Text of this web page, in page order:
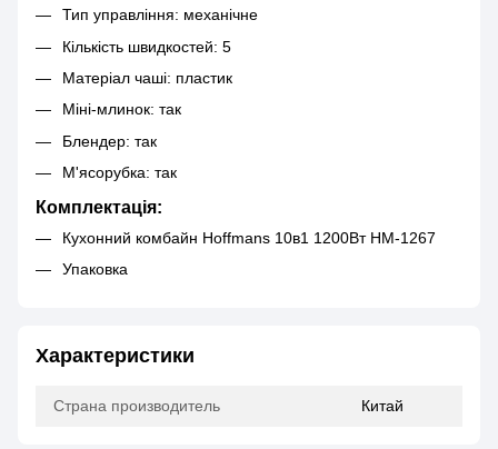
Тип управління: механічне
Кількість швидкостей: 5
Матеріал чаші: пластик
Міні-млинок: так
Блендер: так
М'ясорубка: так
Комплектація:
Кухонний комбайн Hoffmans 10в1 1200Вт HM-1267
Упаковка
Характеристики
Страна производитель Китай